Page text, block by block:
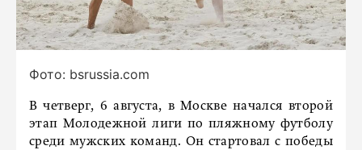
Фото: bsrussia.com
В четверг, 6 августа, в Москве начался второй
этап Молодежной лиги по пляжному футболу
среди мужских команд. Он стартовал с победы